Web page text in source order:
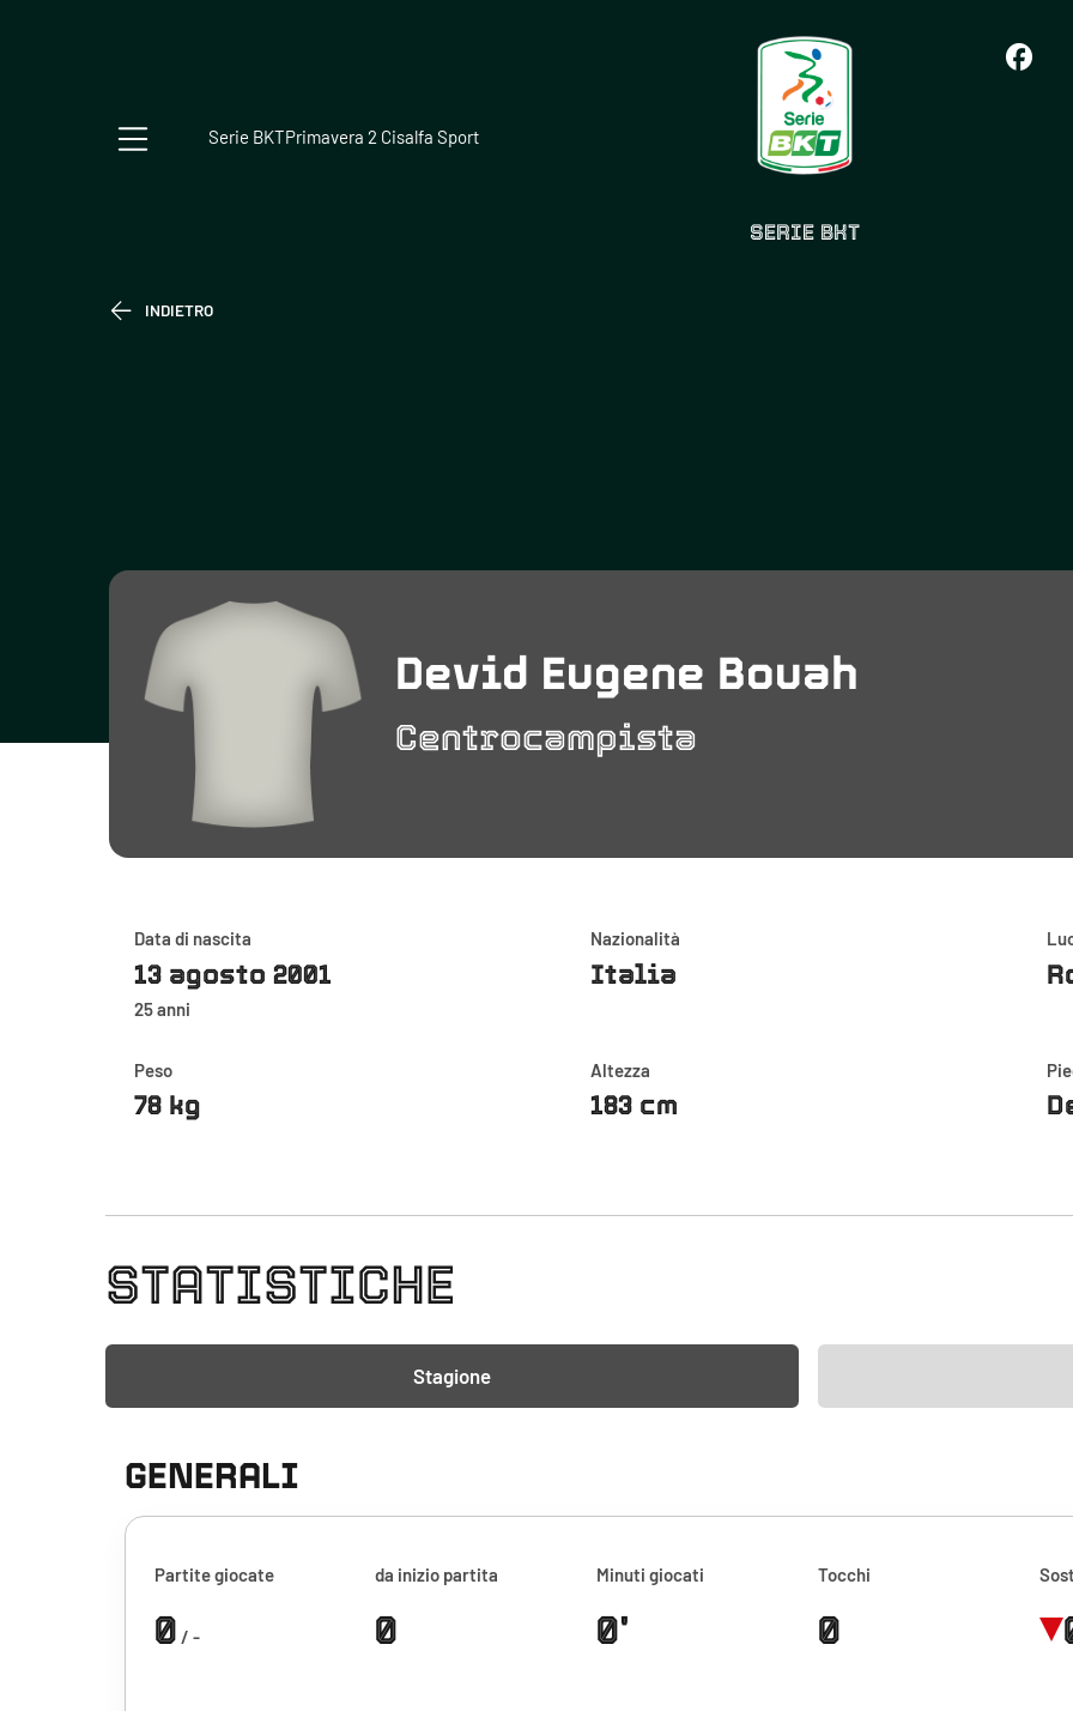
SERIE BKT
Serie BKTPrimavera 2 Cisalfa Sport
INDIETRO
Devid Eugene Bouah
Centrocampista
Data di nascita
13 agosto 2001
25 anni
Nazionalità
Italia
Peso
78 kg
Altezza
183 cm
STATISTICHE
Stagione
GENERALI
Partite giocate
0 / -
da inizio partita
0
Minuti giocati
0'
Tocchi
0